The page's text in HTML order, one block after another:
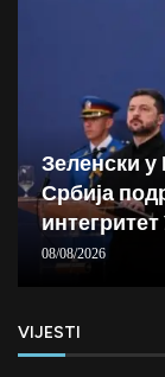
Зеленски
Србија
интегритет
08/08/2026
VIJESTI